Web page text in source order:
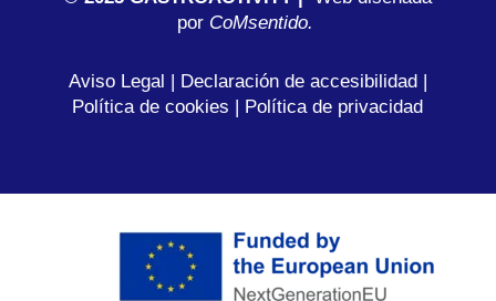
porCoMsentido.
Aviso Legal Declaración de accesibilidad
Política de cookies
Política de privacidad